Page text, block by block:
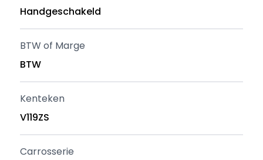
Handgeschakeld
BTW of Marge
BTW
Kenteken
V119ZS
Carrosserie